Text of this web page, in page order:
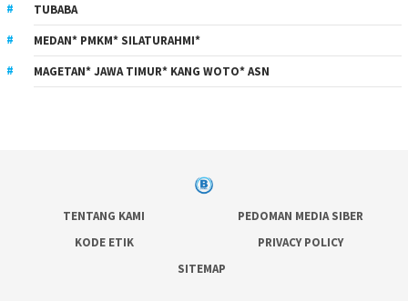
TUBABA
MEDAN* PMKM* SILATURAHMI*
MAGETAN* JAWA TIMUR* KANG WOTO* ASN
TENTANG KAMI
PEDOMAN MEDIA SIBER
KODE ETIK
PRIVACY POLICY
SITEMAP